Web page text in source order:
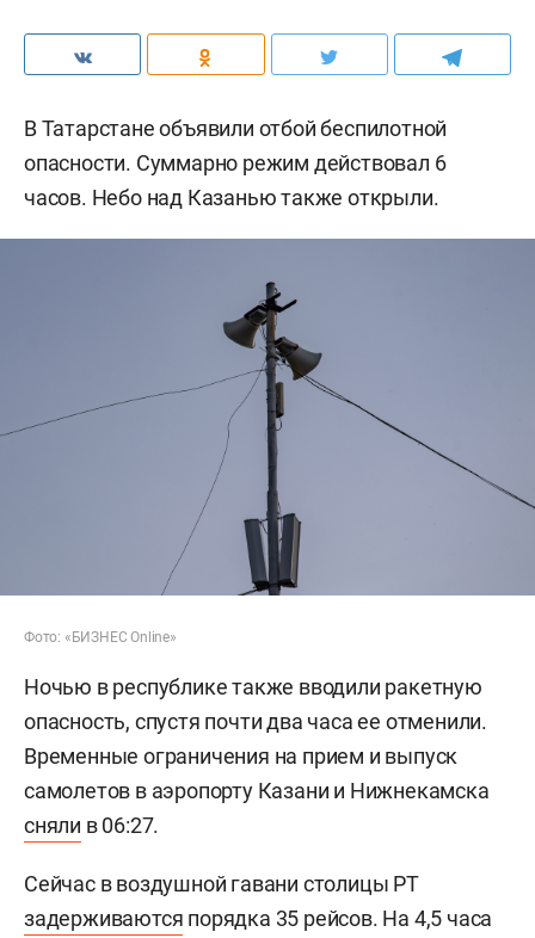
В Татарстане объявили отбой беспилотной
опасности. Суммарно режим действовал 6
часов. Небо над Казанью также открыли.
Фото: «БИЗНЕС Online»
Ночью в республике также вводили ракетную
опасность, спустя почти два часа ее отменили.
Временные ограничения на прием и выпуск
самолетов в аэропорту Казани и Нижнекамска
сняли в 06:27.
Сейчас в воздушной гавани столицы РТ
задерживаются порядка 35 рейсов. На 4,5 часа